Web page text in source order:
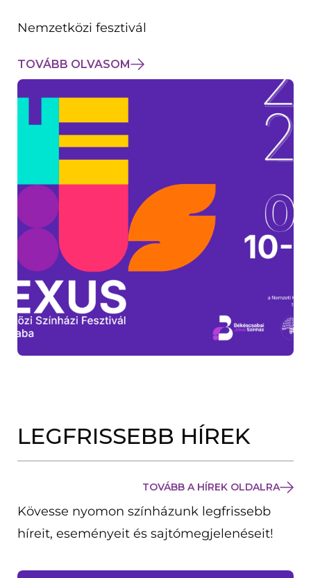
Nemzetközi fesztivál
TOVÁBB OLVASOM
LEGFRISSEBB HÍREK
Kövesse nyomon színházunk legfrissebb
híreit, eseményeit és sajtómegjelenéseit!
TOVÁBB A HÍREK OLDALRA